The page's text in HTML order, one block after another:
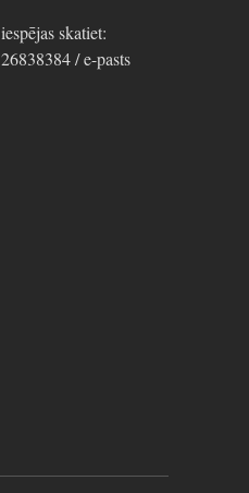
skatiet:
/ e-pasts